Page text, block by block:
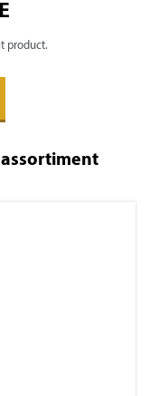
product.
assortiment